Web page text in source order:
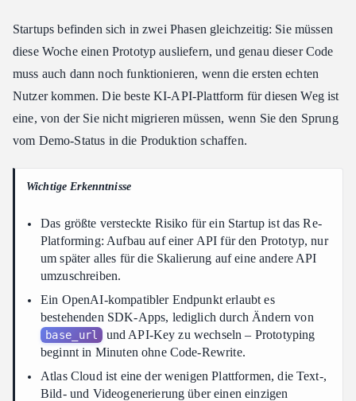
Das Modell-Ökosystem, das ein Startup wirklich braucht
Vergleich der Optionen
Vom base_url-Tausch zum produktiven Deployment
Welche Plattform passt zu Ihrem Workflow
Startups befinden sich in zwei Phasen gleichzeitig: Sie müssen
diese Woche einen Prototyp ausliefern, und genau dieser Code
muss auch dann noch funktionieren, wenn die ersten echten
Nutzer kommen. Die beste KI-API-Plattform für diesen Weg ist
eine, von der Sie nicht migrieren müssen, wenn Sie den Sprung
vom Demo-Status in die Produktion schaffen.
Wichtige Erkenntnisse
Das größte versteckte Risiko für ein Startup ist das Re-
Platforming: Aufbau auf einer API für den Prototyp, nur
um später alles für die Skalierung auf eine andere API
umzuschreiben.
Ein OpenAI-kompatibler Endpunkt erlaubt es
bestehenden SDK-Apps, lediglich durch Ändern von
base_url
und API-Key zu wechseln – Prototyping
beginnt in Minuten ohne Code-Rewrite.
Atlas Cloud ist eine der wenigen Plattformen, die Text-,
Bild- und Videogenerierung über einen einzigen